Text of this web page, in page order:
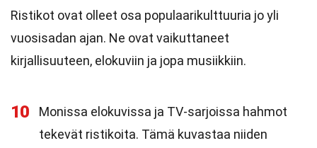
Ristikot ovat olleet osa populaarikulttuuria jo yli
vuosisadan ajan. Ne ovat vaikuttaneet
kirjallisuuteen, elokuviin ja jopa musiikkiin.
10
Monissa elokuvissa ja TV-sarjoissa hahmot
tekevät ristikoita. Tämä kuvastaa niiden